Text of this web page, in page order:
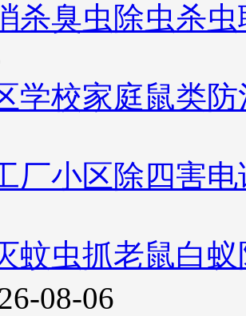
杀臭虫除虫杀
学校家庭鼠类
厂小区除四害
蚊虫抓老鼠白
08-06